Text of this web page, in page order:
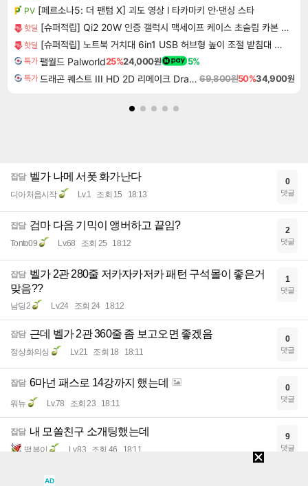
PV [페르소나5: 더 팬텀 X] 괴도 영상 l 타카마키 안·댄싱 스타
핫딜 [슈퍼적립] Qi2 20W 인증 갤럭시 맥세이프 케이스 초슬림 카본 에어스킨아라미드 맥핏 갤럭시Z 폴드8 울트라, 아라미드, 블랙
핫딜 [슈퍼적립] 노트북 거치대 6in1 USB 허브형 높이 조절 받침대 스탠드 LD204H
특가 팰월드 Palworld25%24,000원 5%
특가 드래곤 퀘스트 III HD 2D 리메이크 Dragon Quest III HD 2D Remake 69,800원50%34,900원
잡담 벨가 나메 서폿 화가난다
디아처음시작 Lv.1 조회 15 18:13
0
댓글
잡담 검마 다음 기믹이 앵버하고 끝임?
Tonto09 Lv.68 조회 25 18:12
2
댓글
잡담 벨가 2관 280줄 저카자카저카 패턴 구석몰이 좋은거
맞음??
남딩2 Lv.24 조회 24 18:12
1
댓글
잡담 근데 벨가 2관 360줄 좀 보고오면 좋겠음
정상화의싱 Lv.21 조회 18 18:11
0
댓글
잡담 6마넌 패스로 14강까지 했는데
워뉴 Lv.78 조회 23 18:11
0
댓글
잡담 내 모쏠친구 소개팅했는데
떡볶이 Lv.83 조회 46 18:11
9
댓글
투력 6600 소서도 나메 2관까지 클
AD